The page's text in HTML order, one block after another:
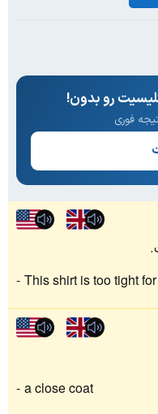
رو بدون!
This shirt is too tight
a close coat